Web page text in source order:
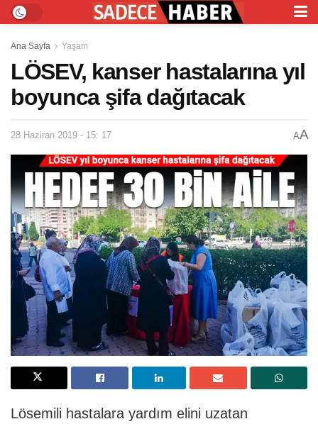
Ana Sayfa Yaşam
LÖSEV, kanser hastalarına yıl
boyunca şifa dağıtacak
28 Haziran 2019 - 15: 17 AA
Lösemili hastalara yardım elini uzatan